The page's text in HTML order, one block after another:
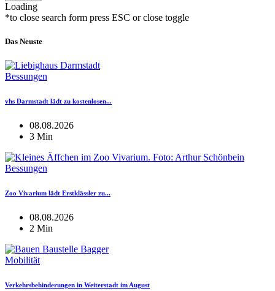
Loading
*to close search form press ESC or close toggle
Das Neuste
Bessungen
vhs Darmstadt lädt zu kostenlosen...
08.08.2026
3 Min
Bessungen
Zoo Vivarium lädt Erstklässler zu...
08.08.2026
2 Min
Mobilität
Verkehrsbehinderungen in Weiterstadt im August